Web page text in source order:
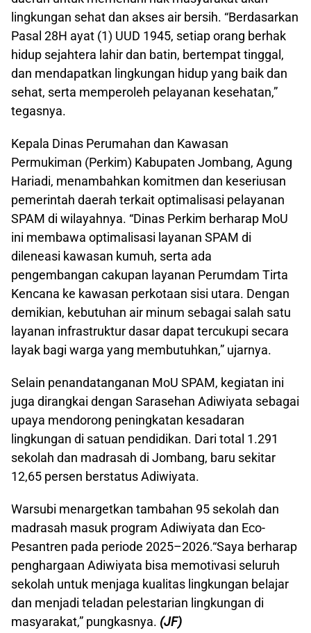
lingkungan sehat dan akses air bersih. “Berdasarkan
Pasal 28H ayat (1) UUD 1945, setiap orang berhak
hidup sejahtera lahir dan batin, bertempat tinggal,
dan mendapatkan lingkungan hidup yang baik dan
sehat, serta memperoleh pelayanan kesehatan,”
tegasnya.
Kepala Dinas Perumahan dan Kawasan
Permukiman (Perkim) Kabupaten Jombang, Agung
Hariadi, menambahkan komitmen dan keseriusan
pemerintah daerah terkait optimalisasi pelayanan
SPAM di wilayahnya. “Dinas Perkim berharap MoU
ini membawa optimalisasi layanan SPAM di
dileneasi kawasan kumuh, serta ada
pengembangan cakupan layanan Perumdam Tirta
Kencana ke kawasan perkotaan sisi utara. Dengan
demikian, kebutuhan air minum sebagai salah satu
layanan infrastruktur dasar dapat tercukupi secara
layak bagi warga yang membutuhkan,” ujarnya.
Selain penandatanganan MoU SPAM, kegiatan ini
juga dirangkai dengan Sarasehan Adiwiyata sebagai
upaya mendorong peningkatan kesadaran
lingkungan di satuan pendidikan. Dari total 1.291
sekolah dan madrasah di Jombang, baru sekitar
12,65 persen berstatus Adiwiyata.
Warsubi menargetkan tambahan 95 sekolah dan
madrasah masuk program Adiwiyata dan Eco-
Pesantren pada periode 2025–2026.“Saya berharap
penghargaan Adiwiyata bisa memotivasi seluruh
sekolah untuk menjaga kualitas lingkungan belajar
dan menjadi teladan pelestarian lingkungan di
masyarakat,” pungkasnya. (JF)